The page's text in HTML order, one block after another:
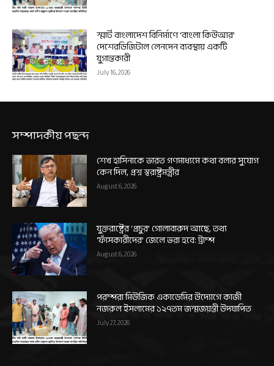
স্মার্ট বাংলাদেশ বিনির্মাণে ‘বাংলা কিউআর’
দেশেরডিজিটাল লেনদেন ব্যবস্থায় একটি
যুগান্তকারী
July 16, 2026
সম্পাদকীয় পছন্দ
শেখ হাসিনাকে ভারত গণমাধ্যমে কথা বলার সুযোগ
কেন দিল, প্রশ্ন স্বরাষ্ট্রমন্ত্রীর
August 6, 2026
যুক্তরাষ্ট্রের ‘প্রচুর’ গোলাবারুদ আছে, তথ্য
‘ফাঁসকারীদের’ জেলে ভরা হবে: ট্রাম্প
August 6, 2026
পরম্পরা মিউজিক একাডেমির উদ্যোগে কাজী
নজরুল ইসলামের ১২৭তম জন্মজয়ন্তী উদযাপিত
July 27, 2026